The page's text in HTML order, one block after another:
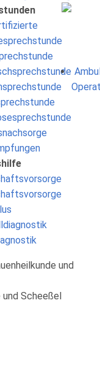
und
und Scheeßel